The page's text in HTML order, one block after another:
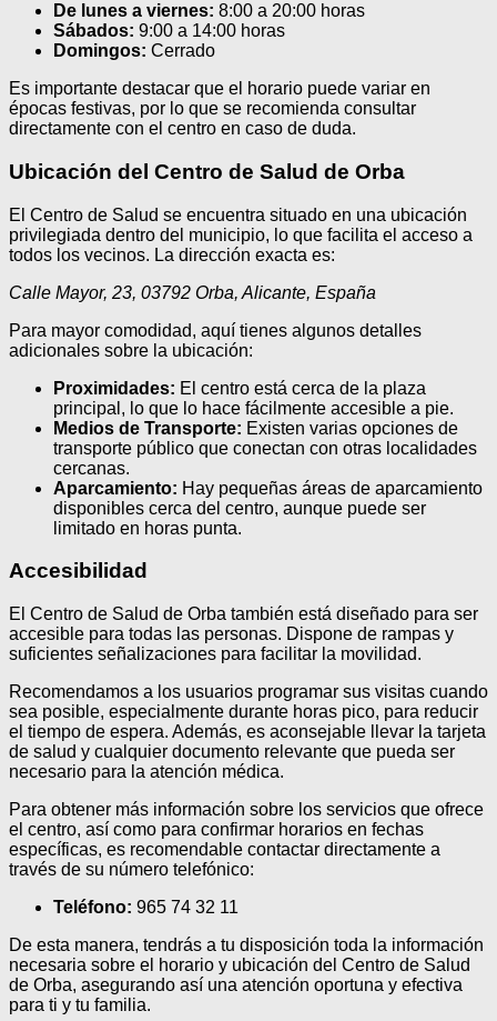
De lunes a viernes: 8:00 a 20:00 horas
Sábados: 9:00 a 14:00 horas
Domingos: Cerrado
Es importante destacar que el horario puede variar en
épocas festivas, por lo que se recomienda consultar
directamente con el centro en caso de duda.
Ubicación del Centro de Salud de Orba
El Centro de Salud se encuentra situado en una ubicación
privilegiada dentro del municipio, lo que facilita el acceso a
todos los vecinos. La dirección exacta es:
Calle Mayor, 23, 03792 Orba, Alicante, España
Para mayor comodidad, aquí tienes algunos detalles
adicionales sobre la ubicación:
Proximidades: El centro está cerca de la plaza
principal, lo que lo hace fácilmente accesible a pie.
Medios de Transporte: Existen varias opciones de
transporte público que conectan con otras localidades
cercanas.
Aparcamiento: Hay pequeñas áreas de aparcamiento
disponibles cerca del centro, aunque puede ser
limitado en horas punta.
Accesibilidad
El Centro de Salud de Orba también está diseñado para ser
accesible para todas las personas. Dispone de rampas y
suficientes señalizaciones para facilitar la movilidad.
Recomendamos a los usuarios programar sus visitas cuando
sea posible, especialmente durante horas pico, para reducir
el tiempo de espera. Además, es aconsejable llevar la tarjeta
de salud y cualquier documento relevante que pueda ser
necesario para la atención médica.
Para obtener más información sobre los servicios que ofrece
el centro, así como para confirmar horarios en fechas
específicas, es recomendable contactar directamente a
través de su número telefónico:
Teléfono: 965 74 32 11
De esta manera, tendrás a tu disposición toda la información
necesaria sobre el horario y ubicación del Centro de Salud
de Orba, asegurando así una atención oportuna y efectiva
para ti y tu familia.